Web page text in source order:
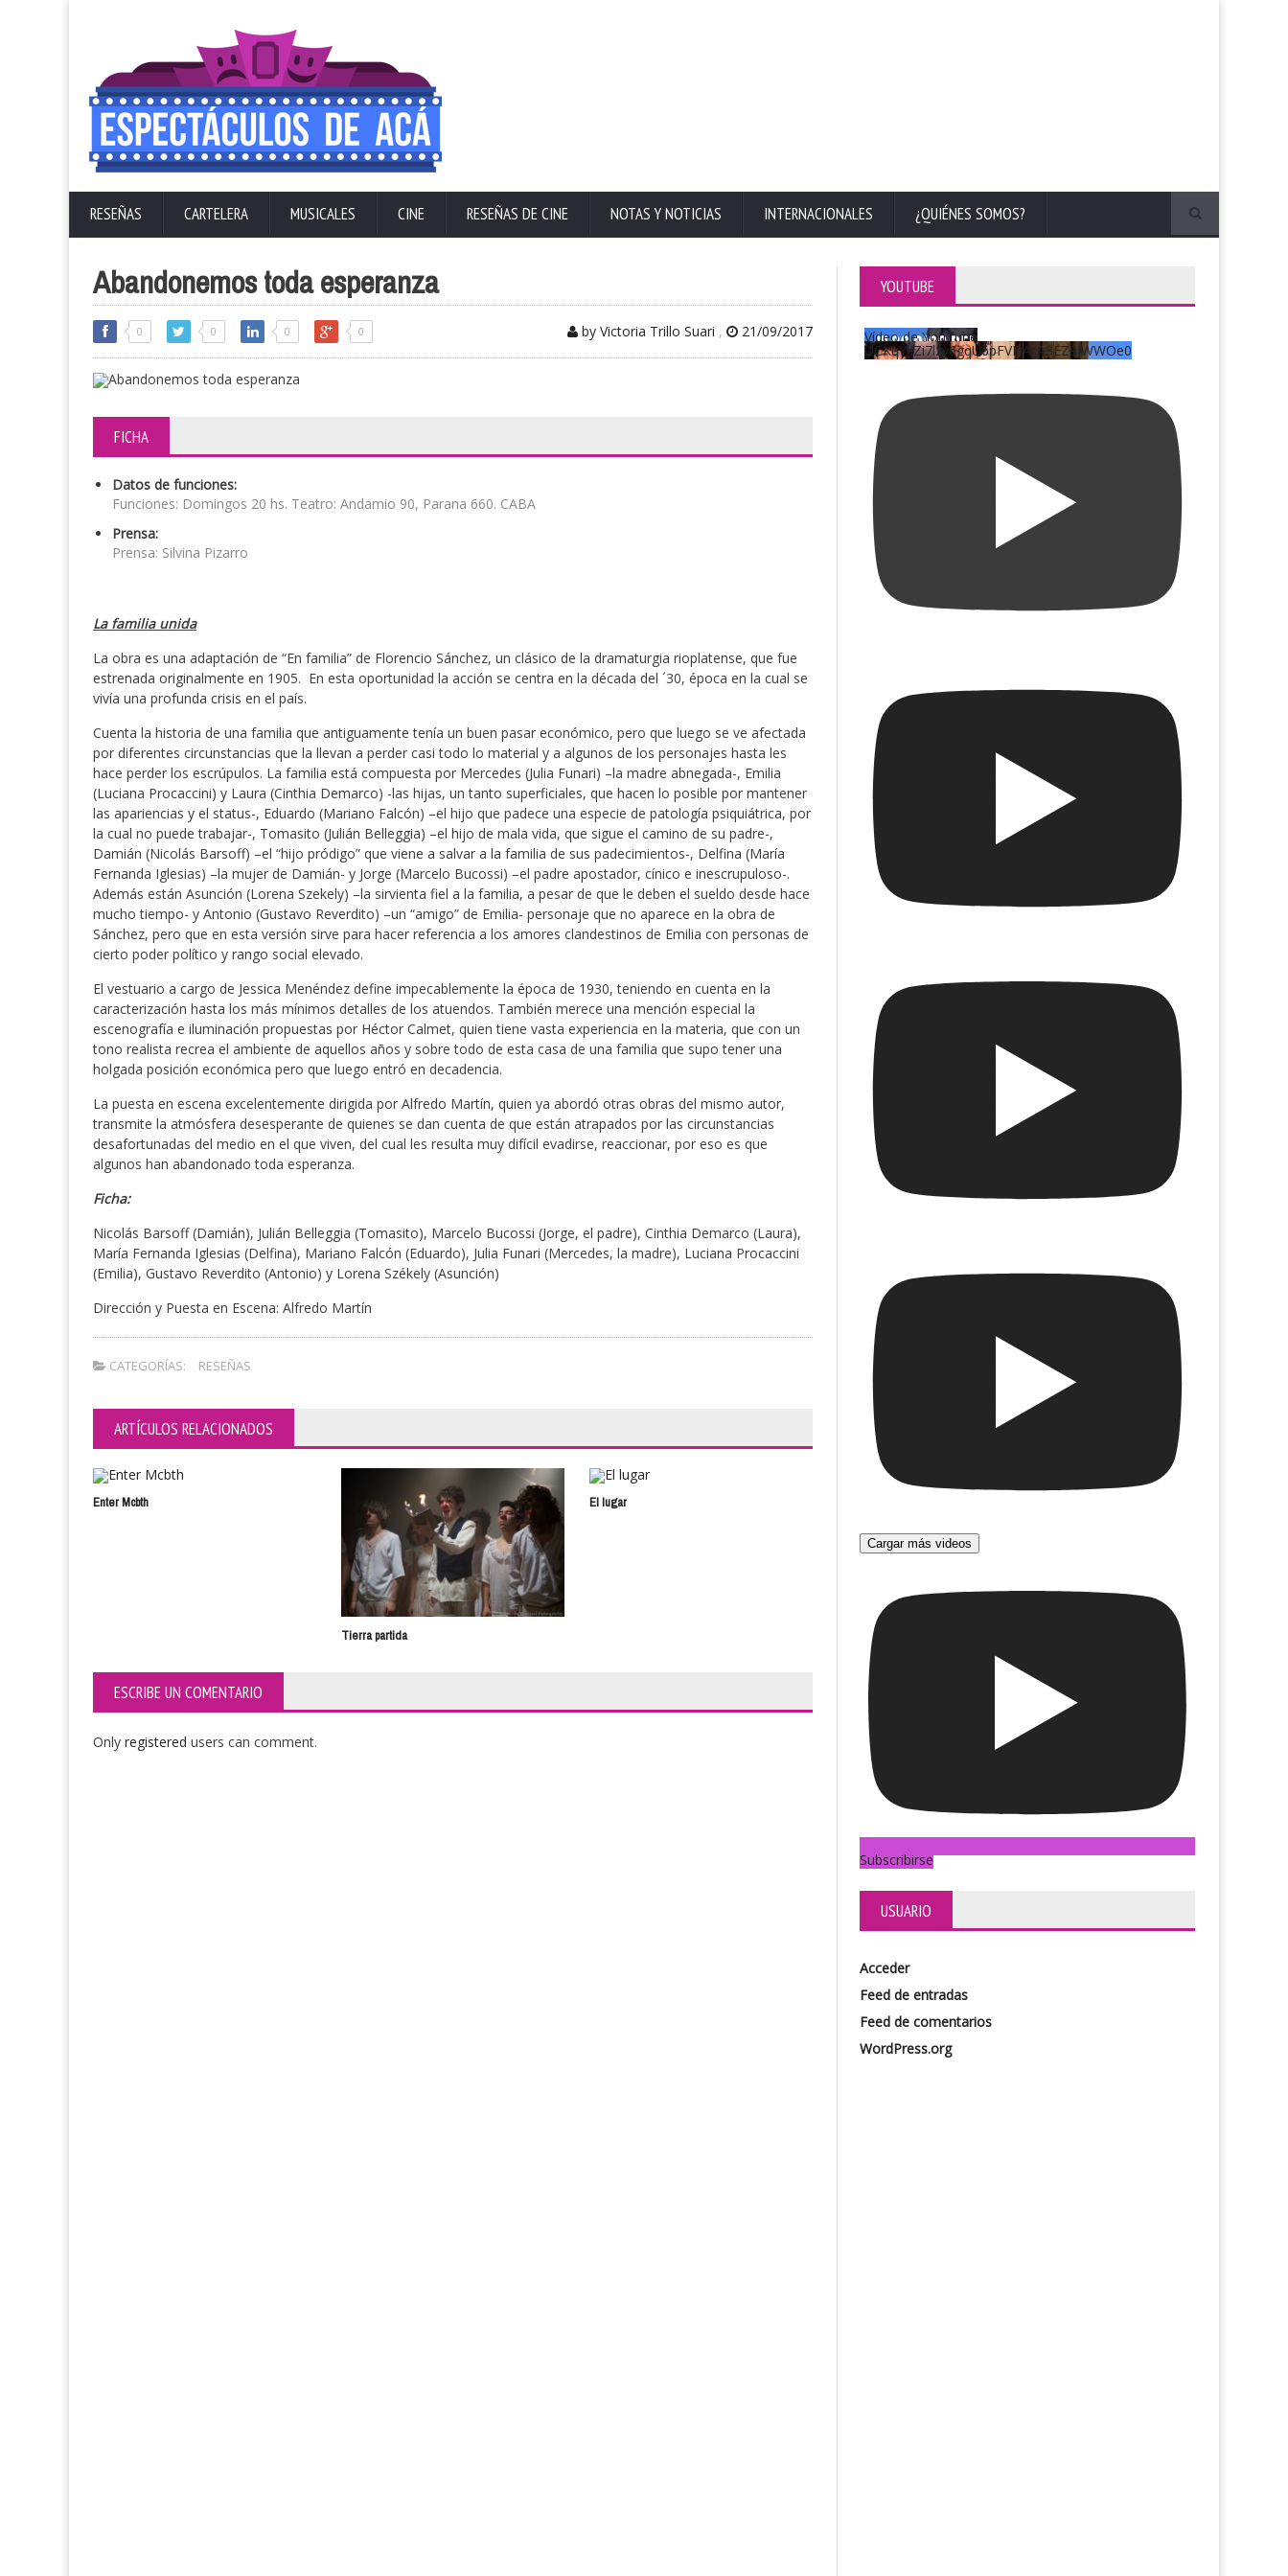
RESEÑAS CARTELERA MUSICALES CINE RESEÑAS DE CINE NOTAS Y NOTICIAS INTERNACIONALES ¿QUIÉNES SOMOS?
Abandonemos toda esperanza
0 0 0 0 by Victoria Trillo Suari , 21/09/2017
FICHA
Datos de funciones:
Funciones: Domingos 20 hs. Teatro: Andamio 90, Parana 660. CABA
Prensa:
Prensa: Silvina Pizarro
La familia unida
La obra es una adaptación de “En familia” de Florencio Sánchez, un clásico de la dramaturgia rioplatense, que fue
estrenada originalmente en 1905. En esta oportunidad la acción se centra en la década del ´30, época en la cual se
vivía una profunda crisis en el país.
Cuenta la historia de una familia que antiguamente tenía un buen pasar económico, pero que luego se ve afectada
por diferentes circunstancias que la llevan a perder casi todo lo material y a algunos de los personajes hasta les
hace perder los escrúpulos. La familia está compuesta por Mercedes (Julia Funari) –la madre abnegada-, Emilia
(Luciana Procaccini) y Laura (Cinthia Demarco) -las hijas, un tanto superficiales, que hacen lo posible por mantener
las apariencias y el status-, Eduardo (Mariano Falcón) –el hijo que padece una especie de patología psiquiátrica, por
la cual no puede trabajar-, Tomasito (Julián Belleggia) –el hijo de mala vida, que sigue el camino de su padre-,
Damián (Nicolás Barsoff) –el “hijo pródigo” que viene a salvar a la familia de sus padecimientos-, Delfina (María
Fernanda Iglesias) –la mujer de Damián- y Jorge (Marcelo Bucossi) –el padre apostador, cínico e inescrupuloso-.
Además están Asunción (Lorena Szekely) –la sirvienta fiel a la familia, a pesar de que le deben el sueldo desde hace
mucho tiempo- y Antonio (Gustavo Reverdito) –un “amigo” de Emilia- personaje que no aparece en la obra de
Sánchez, pero que en esta versión sirve para hacer referencia a los amores clandestinos de Emilia con personas de
cierto poder político y rango social elevado.
El vestuario a cargo de Jessica Menéndez define impecablemente la época de 1930, teniendo en cuenta en la
caracterización hasta los más mínimos detalles de los atuendos. También merece una mención especial la
escenografía e iluminación propuestas por Héctor Calmet, quien tiene vasta experiencia en la materia, que con un
tono realista recrea el ambiente de aquellos años y sobre todo de esta casa de una familia que supo tener una
holgada posición económica pero que luego entró en decadencia.
La puesta en escena excelentemente dirigida por Alfredo Martín, quien ya abordó otras obras del mismo autor,
transmite la atmósfera desesperante de quienes se dan cuenta de que están atrapados por las circunstancias
desafortunadas del medio en el que viven, del cual les resulta muy difícil evadirse, reaccionar, por eso es que
algunos han abandonado toda esperanza.
Ficha:
Nicolás Barsoff (Damián), Julián Belleggia (Tomasito), Marcelo Bucossi (Jorge, el padre), Cinthia Demarco (Laura),
María Fernanda Iglesias (Delfina), Mariano Falcón (Eduardo), Julia Funari (Mercedes, la madre), Luciana Procaccini
(Emilia), Gustavo Reverdito (Antonio) y Lorena Székely (Asunción)
Dirección y Puesta en Escena: Alfredo Martín
CATEGORÍAS: RESEÑAS
ARTÍCULOS RELACIONADOS
Enter Mcbth
Tierra partida
El lugar
ESCRIBE UN COMENTARIO
Only registered users can comment.
YOUTUBE
Vídeo de YouTube
UCKqYjiZi7lzy6gqU6pFVFiA_A3EZ9JWWOe0
Cargar más videos
Subscribirse
USUARIO
Acceder
Feed de entradas
Feed de comentarios
WordPress.org